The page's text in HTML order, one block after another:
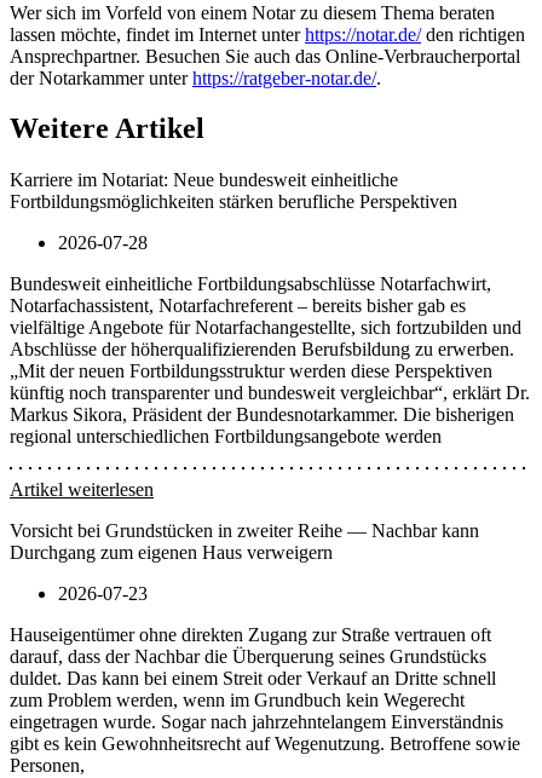
Wer sich im Vorfeld von einem Notar zu diesem Thema beraten
lassen möchte, findet im Internet unterhttps://notar.de/den richtigen
Ansprechpartner. Besuchen Sie auch das Online-Verbraucherportal
der Notarkammer unterhttps://ratgeber-notar.de/.
Weitere Artikel
Karriere im Notariat: Neue bundesweit einheitliche
Fortbildungsmöglichkeiten stärken berufliche Perspektiven
2026-07-28
Bundesweit einheitliche Fortbildungsabschlüsse Notarfachwirt,
Notarfachassistent, Notarfachreferent – bereits bisher gab es
vielfältige Angebote für Notarfachangestellte, sich fortzubilden und
Abschlüsse der höherqualifizierenden Berufsbildung zu erwerben.
„Mit der neuen Fortbildungsstruktur werden diese Perspektiven
künftig noch transparenter und bundesweit vergleichbar“, erklärt Dr.
Markus Sikora, Präsident der Bundesnotarkammer. Die bisherigen
regional unterschiedlichen Fortbildungsangebote werden
Artikel weiterlesen
Vorsicht bei Grundstücken in zweiter Reihe — Nachbar kann
Durchgang zum eigenen Haus verweigern
2026-07-23
Hauseigentümer ohne direkten Zugang zur Straße vertrauen oft
darauf, dass der Nachbar die Überquerung seines Grundstücks
duldet. Das kann bei einem Streit oder Verkauf an Dritte schnell
zum Problem werden, wenn im Grundbuch kein Wegerecht
eingetragen wurde. Sogar nach jahrzehntelangem Einverständnis
gibt es kein Gewohnheitsrecht auf Wegenutzung. Betroffene sowie
Personen,